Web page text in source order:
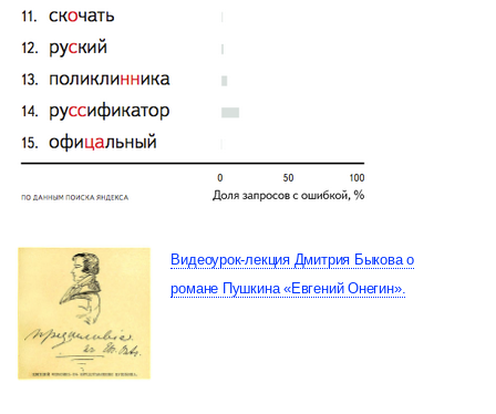
Видеоурок-лекция Дмитрия Быкова о
романе Пушкина «Евгений Онегин».